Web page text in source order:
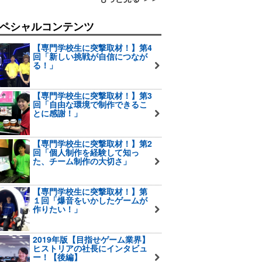
シャルコンテンツ
【専門学校生に突撃取材！】第4
回「新しい挑戦が自信につなが
る！」
【専門学校生に突撃取材！】第3
回「自由な環境で制作できるこ
とに感謝！」
【専門学校生に突撃取材！】第2
回「個人制作を経験して知っ
た、チーム制作の大切さ」
【専門学校生に突撃取材！】第
１回「爆音をいかしたゲームが
作りたい！」
2019年版【目指せゲーム業界】
ヒストリアの社長にインタビュ
ー！【後編】